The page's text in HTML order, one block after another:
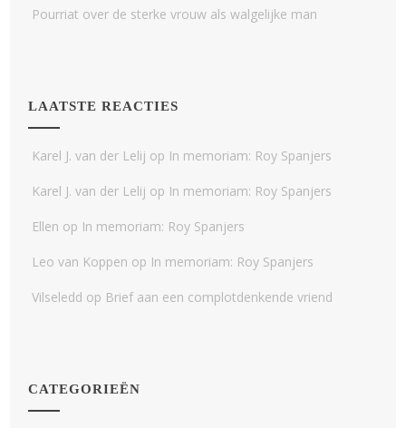
Pourriat over de sterke vrouw als walgelijke man
LAATSTE REACTIES
Karel J. van der Lelij op In memoriam: Roy Spanjers
Karel J. van der Lelij op In memoriam: Roy Spanjers
Ellen op In memoriam: Roy Spanjers
Leo van Koppen op In memoriam: Roy Spanjers
Vilseledd op Brief aan een complotdenkende vriend
CATEGORIEËN